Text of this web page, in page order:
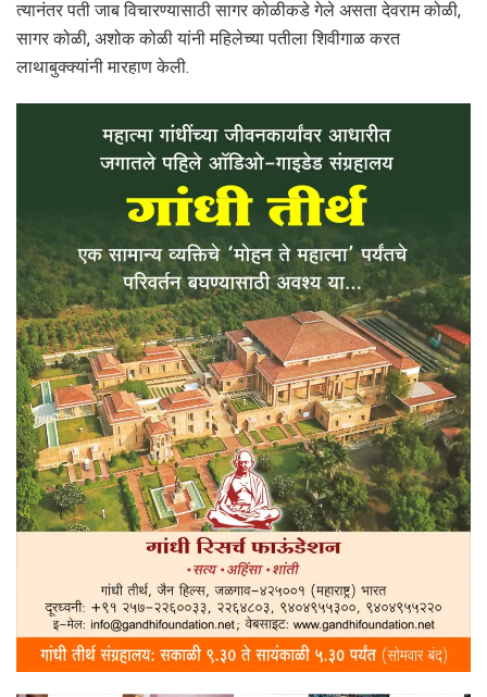
त्यानंतर पती जाब विचारण्यासाठी सागर कोळीकडे गेले असता देवराम कोळी,
सागर कोळी, अशोक कोळी यांनी महिलेच्या पतीला शिवीगाळ करत
लाथाबुक्क्यांनी मारहाण केली.